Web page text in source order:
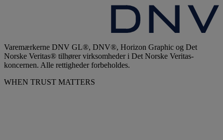
Varemærkerne DNV GL®, DNV®, Horizon Graphic og Det
Norske Veritas® tilhører virksomheder i Det Norske Veritas-
koncernen. Alle rettigheder forbeholdes.
WHEN TRUST MATTERS